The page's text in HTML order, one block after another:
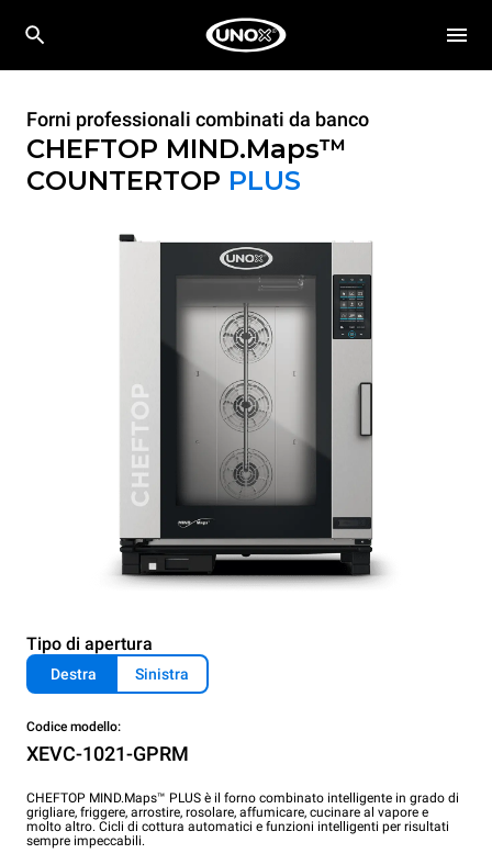
Forni professionali combinati da banco
CHEFTOP MIND.Maps™
COUNTERTOP PLUS
Tipo di apertura
Destra Sinistra
Codice modello:
XEVC-1021-GPRM
CHEFTOP MIND.Maps™ PLUS è il forno combinato intelligente in grado di
grigliare, friggere, arrostire, rosolare, affumicare, cucinare al vapore e
molto altro. Cicli di cottura automatici e funzioni intelligenti per risultati
sempre impeccabili.